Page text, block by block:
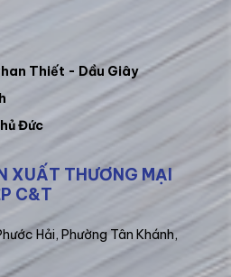
Thiết - Dầu Giây
Đức
XUẤT THƯƠNG MẠI
C&T
Hải, Phường Tân Khánh,